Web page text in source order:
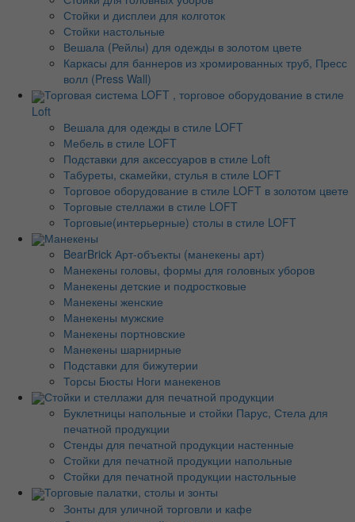
Стойки и дисплеи для колготок
Стойки настольные
Вешала (Рейлы) для одежды в золотом цвете
Каркасы для баннеров из хромированных труб, Пресс
волл (Press Wall)
Торговая система LOFT , торговое оборудование в стиле
Loft
Вешала для одежды в стиле LOFT
Мебель в стиле LOFT
Подставки для аксессуаров в стиле Loft
Табуреты, скамейки, стулья в стиле LOFT
Торговое оборудование в стиле LOFT в золотом цвете
Торговые стеллажи в стиле LOFT
Торговые(интерьерные) столы в стиле LOFT
Манекены
BearBrick Арт-объекты (манекены арт)
Манекены головы, формы для головных уборов
Манекены детские и подростковые
Манекены женские
Манекены мужские
Манекены портновские
Манекены шарнирные
Подставки для бижутерии
Торсы Бюсты Ноги манекенов
Стойки и стеллажи для печатной продукции
Буклетницы напольные и стойки Парус, Стела для
печатной продукции
Стенды для печатной продукции настенные
Стойки для печатной продукции напольные
Стойки для печатной продукции настольные
Торговые палатки, столы и зонты
Зонты для уличной торговли и кафе